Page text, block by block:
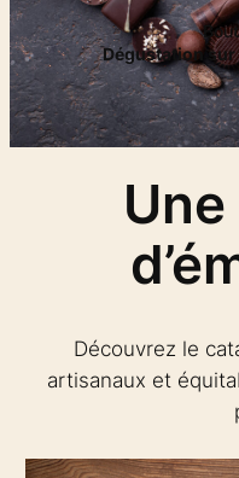
Dégustation sur
Découvrez le
artisanaux et